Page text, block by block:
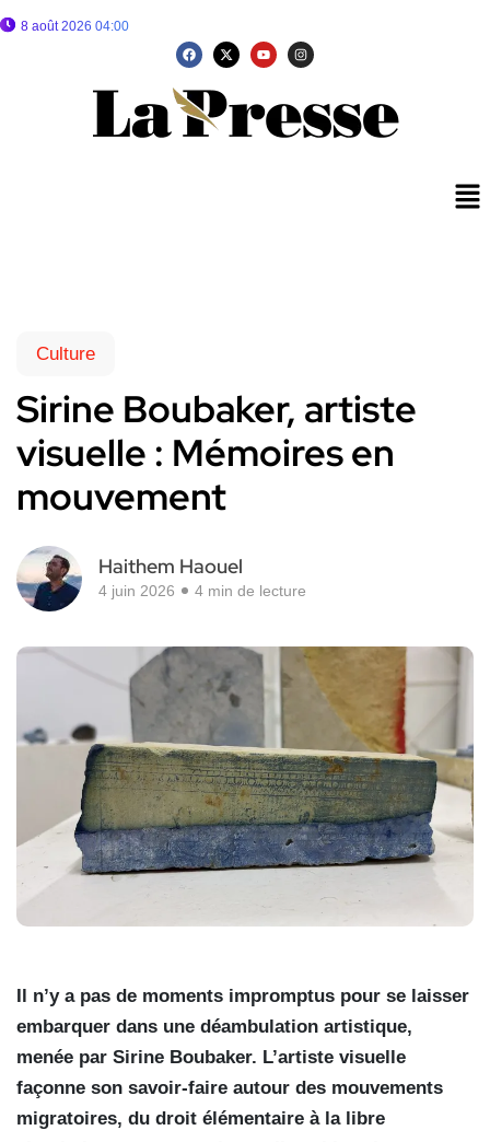
8 août 2026 04:00
Culture
Sirine Boubaker, artiste
visuelle : Mémoires en
mouvement
Haithem Haouel
4 juin 2026 4 min de lecture
Il n’y a pas de moments impromptus pour se laisser
embarquer dans une déambulation artistique,
menée par Sirine Boubaker. L’artiste visuelle
façonne son savoir-faire autour des mouvements
migratoires, du droit élémentaire à la libre